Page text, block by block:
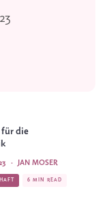
für die
JAN MOSER
·
6 MIN READ